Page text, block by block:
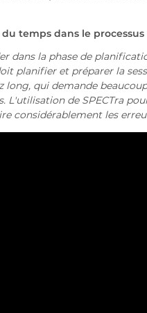
temps dans le processus
dans la phase de
planifier et préparer la
long, qui demande
L'utilisation de SPECTra
considérablement les